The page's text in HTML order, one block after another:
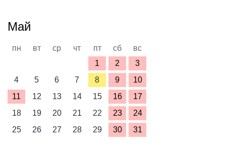
Май
пн вт ср чт пт сб
вс
1
2
3
4
5 6 7 8 9
10
11
12 13 14 15 16
17
18
19 20 21 22 23
24
25
26 27 28 29 30 31